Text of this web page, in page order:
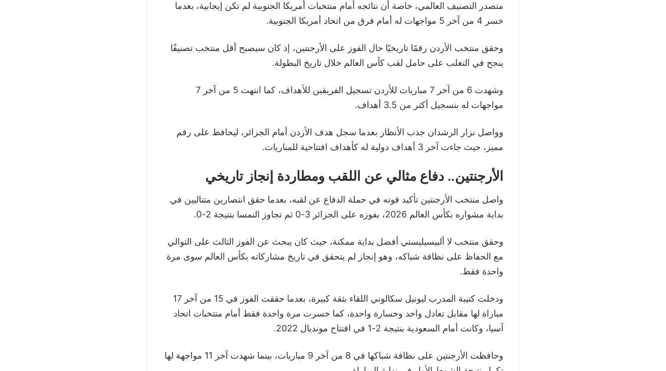
متصدر التصنيف العالمي، خاصة أن نتائجه أمام منتخبات أمريكا الجنوبية لم تكن إيجابية، بعدما
خسر 4 من آخر 5 مواجهات له أمام فرق من اتحاد أمريكا الجنوبية.
وحقق منتخب الأردن رقمًا تاريخيًا حال الفوز على الأرجنتين، إذ كان سيصبح أقل منتخب تصنيفًا
ينجح في التغلب على حامل لقب كأس العالم خلال تاريخ البطولة.
وشهدت 6 من آخر 7 مباريات للأردن تسجيل الفريقين للأهداف، كما انتهت 5 من آخر 7
مواجهات له بتسجيل أكثر من 3.5 أهداف.
وواصل نزار الرشدان جذب الأنظار بعدما سجل هدف الأردن أمام الجزائر، ليحافظ على رقم
مميز، حيث جاءت آخر 3 أهداف دولية له كأهداف افتتاحية للمباريات.
الأرجنتين.. دفاع مثالي عن اللقب ومطاردة إنجاز تاريخي
واصل منتخب الأرجنتين تأكيد قوته في حملة الدفاع عن لقبه، بعدما حقق انتصارين متتاليين في
بداية مشواره بكأس العالم 2026، بفوزه على الجزائر 3-0 ثم تجاوز النمسا بنتيجة 2-0.
وحقق منتخب لا ألبيسيليستي أفضل بداية ممكنة، حيث كان يبحث عن الفوز الثالث على التوالي
مع الحفاظ على نظافة شباكه، وهو إنجاز لم يتحقق في تاريخ مشاركاته بكأس العالم سوى مرة
واحدة فقط.
ودخلت كتيبة المدرب ليونيل سكالوني اللقاء بثقة كبيرة، بعدما حققت الفوز في 15 من آخر 17
مباراة لها مقابل تعادل واحد وخسارة واحدة، كما خسرت مرة واحدة فقط أمام منتخبات اتحاد
آسيا، وكانت أمام السعودية بنتيجة 2-1 في افتتاح مونديال 2022.
وحافظت الأرجنتين على نظافة شباكها في 8 من آخر 9 مباريات، بينما شهدت آخر 11 مواجهة لها